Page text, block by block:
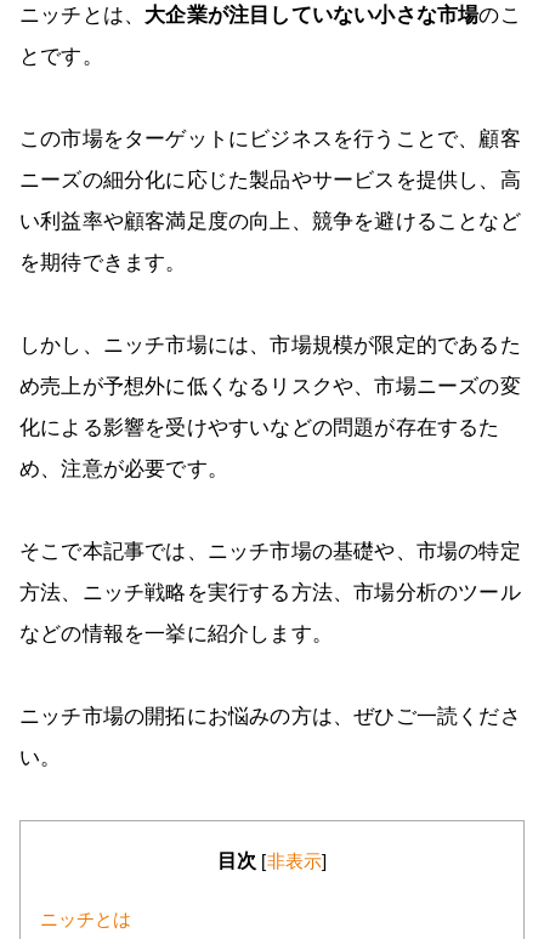
ニッチとは、 大企業が注目していない小さな市場のこ
とです。
この市場をターゲットにビジネスを行うことで、顧客
ニーズの細分化に応じた製品やサービスを提供し、高
い利益率や顧客満足度の向上、競争を避けることなど
を期待できます。
しかし、ニッチ市場には、市場規模が限定的であるた
め売上が予想外に低くなるリスクや、市場ニーズの変
化による影響を受けやすいなどの問題が存在するた
め、注意が必要です。
そこで本記事では、ニッチ市場の基礎や、市場の特定
方法、ニッチ戦略を実行する方法、市場分析のツール
などの情報を一挙に紹介します。
ニッチ市場の開拓にお悩みの方は、ぜひご一読くださ
い。
目次 [非表示]
ニッチとは